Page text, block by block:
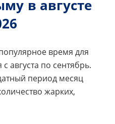
в августе
время для
августа по сентябрь.
период месяц
жарких,